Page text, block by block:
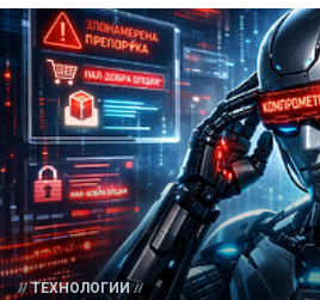
ТЕХНОЛОГИИ